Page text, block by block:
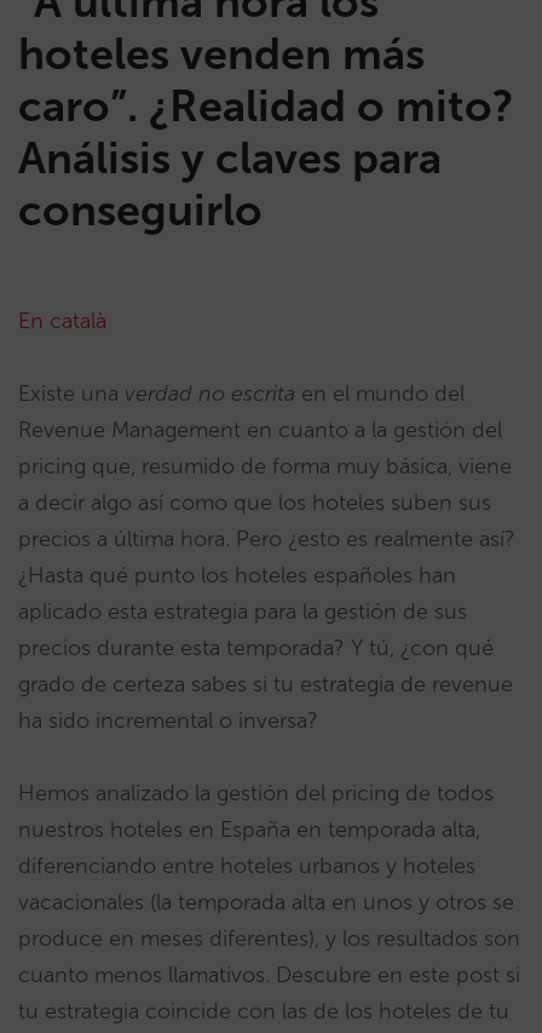
hoteles venden más
caro”. ¿Realidad o mito?
Análisis y claves para
conseguirlo
En català
Existe una verdad no escrita en el mundo del
Revenue Management en cuanto a la gestión del
pricing que, resumido de forma muy básica, viene
a decir algo así como que los hoteles suben sus
precios a última hora. Pero ¿esto es realmente así?
¿Hasta qué punto los hoteles españoles han
aplicado esta estrategia para la gestión de sus
precios durante esta temporada? Y tú, ¿con qué
grado de certeza sabes si tu estrategia de revenue
ha sido incremental o inversa?
Hemos analizado la gestión del pricing de todos
nuestros hoteles en España en temporada alta,
diferenciando entre hoteles urbanos y hoteles
vacacionales (la temporada alta en unos y otros se
produce en meses diferentes), y los resultados son
cuanto menos llamativos. Descubre en este post si
tu estrategia coincide con las de los hoteles de tu